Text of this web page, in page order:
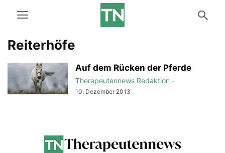
Reiterhöfe
Auf dem Rücken der Pferde
Therapeutennews Redaktion -
10. Dezember 2013